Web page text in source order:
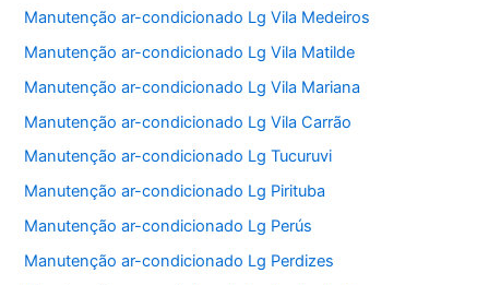
Manutenção ar-condicionado Lg Vila Medeiros
Manutenção ar-condicionado Lg Vila Matilde
Manutenção ar-condicionado Lg Vila Mariana
Manutenção ar-condicionado Lg Vila Carrão
Manutenção ar-condicionado Lg Tucuruvi
Manutenção ar-condicionado Lg Pirituba
Manutenção ar-condicionado Lg Perús
Manutenção ar-condicionado Lg Perdizes